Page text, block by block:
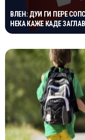
ВЛЕН: ДУИ ГИ ПЕРЕ
НЕКА КАЖЕ КАДЕ